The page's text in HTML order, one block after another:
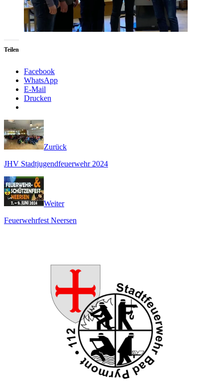
Teilen
Facebook
WhatsApp
E-Mail
Drucken
Zurück
JHV Stadtjugendfeuerwehr 2024
Weiter
Feuerwehrfest Neersen